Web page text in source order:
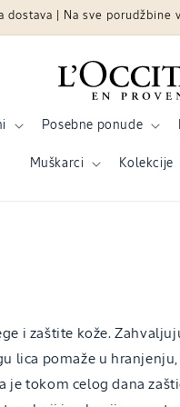
dostava | Na sve porudžbine
Posebne ponude
Muškarci Kolekcije
i zaštite kože.
lica pomaže u
je tokom celog dana